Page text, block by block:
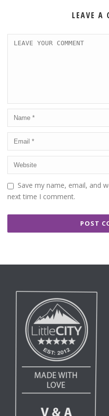
LEAVE A
Save my name, email, and
next time I comment.